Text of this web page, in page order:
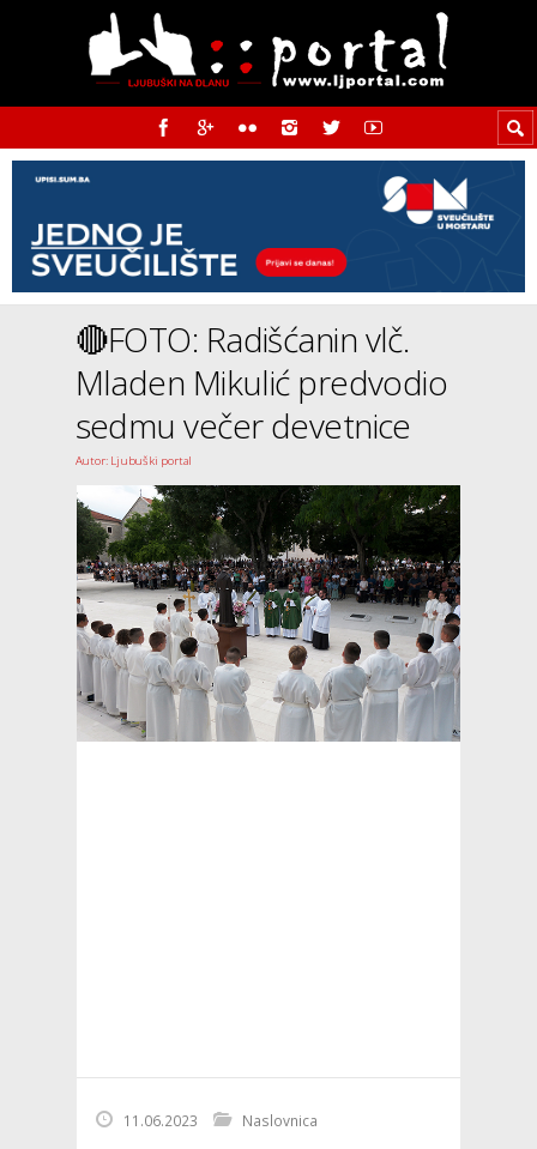
🔴FOTO: Radišćanin vlč.
Mladen Mikulić predvodio
sedmu večer devetnice
Autor: Ljubuški portal
11.06.2023 Naslovnica